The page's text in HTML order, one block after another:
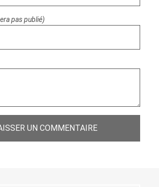
pas publié)
UN COMMENTAIRE